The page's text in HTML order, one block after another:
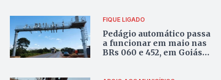
FIQUE LIGADO
Pedágio automático passa
a funcionar em maio nas
BRs 060 e 452, em Goiás;